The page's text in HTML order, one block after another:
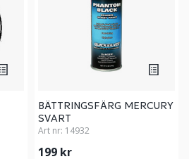
BÄTTRINGSFÄRG MERCURY
SVART
Art nr: 14932
199 kr